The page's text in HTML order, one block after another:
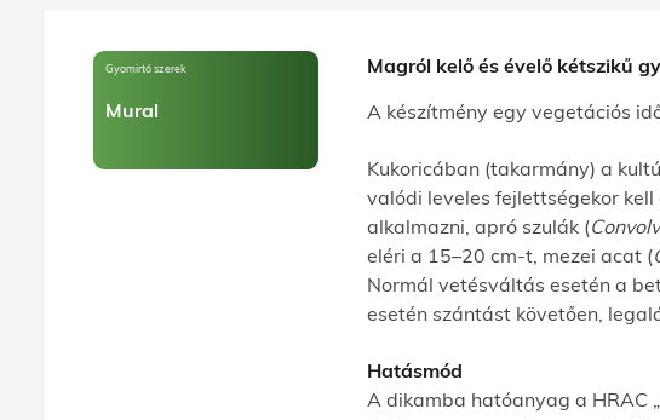
Gyomirtó szerek
Mural
Magról kelő és évelő kétszikű
A készítmény egy vegetációs
Kukoricában (takarmány) a
valódi leveles fejlettségekor
alkalmazni, apró szulák (
eléri a 15–20 cm-t, mezei acat (
Normál vetésváltás esetén a
esetén szántást követően,
Hatásmód
A dikamba hatóanyag a HRAC